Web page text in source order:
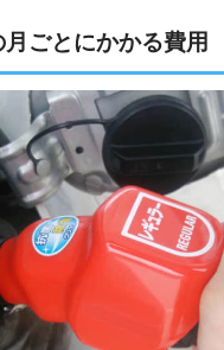
ごとにかかる費用